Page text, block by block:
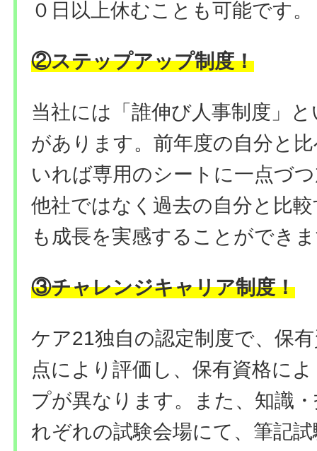
０日以上休むことも可能です。
②ステップアップ制度！
当社には「誰伸び⼈事制度」
があります。前年度の自分と
いれば専用のシートに一点づ
他社ではなく過去の自分と比
も成長を実感することができ
③チャレンジキャリア制度！
ケア21独自の認定制度で、保
点により評価し、保有資格に
プが異なります。また、知識
れぞれの試験会場にて、筆記